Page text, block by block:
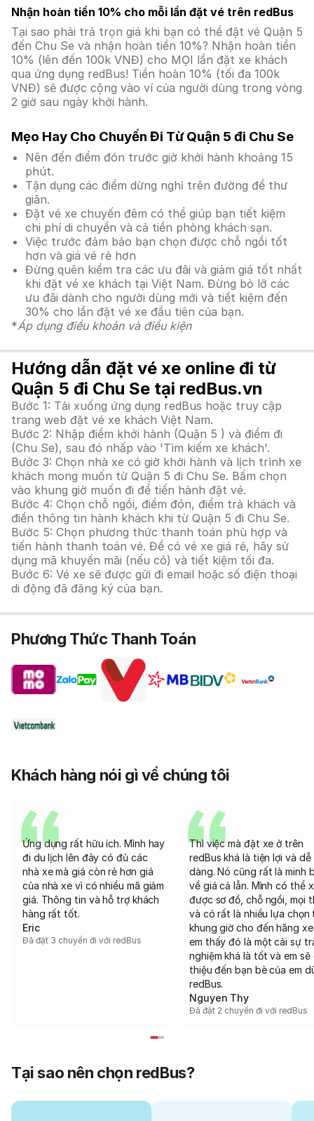
Nhận hoàn tiền 10% cho mỗi lần đặt vé trên redBus
Tại sao phải trả trọn giá khi bạn có thể đặt vé Quận 5
đến Chu Se và nhận hoàn tiền 10%? Nhận hoàn tiền
10% (lên đến 100k VNĐ) cho MỌI lần đặt xe khách
qua ứng dụng redBus! Tiền hoàn 10% (tối đa 100k
VNĐ) sẽ được cộng vào ví của người dùng trong vòng
2 giờ sau ngày khởi hành.
Mẹo Hay Cho Chuyến Đi Từ Quận 5 đi Chu Se
Nên đến điểm đón trước giờ khởi hành khoảng 15
phút.
Tận dụng các điểm dừng nghỉ trên đường để thư
giãn.
Đặt vé xe chuyến đêm có thể giúp bạn tiết kiệm
chi phí di chuyển và cả tiền phòng khách sạn.
Việc trước đảm bảo bạn chọn được chỗ ngồi tốt
hơn và giá vé rẻ hơn
Đừng quên kiểm tra các ưu đãi và giảm giá tốt nhất
khi đặt vé xe khách tại Việt Nam. Đừng bỏ lỡ các
ưu đãi dành cho người dùng mới và tiết kiệm đến
30% cho lần đặt vé xe đầu tiên của bạn.
*Áp dụng điều khoản và điều kiện
Hướng dẫn đặt vé xe online đi từ
Quận 5 đi Chu Se tại redBus.vn
Bước 1: Tải xuống ứng dụng redBus hoặc truy cập
trang web đặt vé xe khách Việt Nam.
Bước 2: Nhập điểm khởi hành (Quận 5 ) và điểm đi
(Chu Se), sau đó nhấp vào 'Tìm kiếm xe khách'.
Bước 3: Chọn nhà xe có giờ khởi hành và lịch trình xe
khách mong muốn từ Quận 5 đi Chu Se. Bấm chọn
vào khung giờ muốn đi để tiến hành đặt vé.
Bước 4: Chọn chỗ ngồi, điểm đón, điểm trả khách và
điền thông tin hành khách khi từ Quận 5 đi Chu Se.
Bước 5: Chọn phương thức thanh toán phù hợp và
tiến hành thanh toán vé. Để có vé xe giá rẻ, hãy sử
dụng mã khuyến mãi (nếu có) và tiết kiệm tối đa.
Bước 6: Vé xe sẽ được gửi đi email hoặc số điện thoại
di động đã đăng ký của bạn.
Phương Thức Thanh Toán
Khách hàng nói gì về chúng tôi
Ứng dụng rất hữu ích. Mình hay
đi du lịch lên đây có đủ các
nhà xe mà giá còn rẻ hơn giá
của nhà xe vì có nhiều mã giảm
giá. Thông tin và hỗ trợ khách
hàng rất tốt.
Eric
Đã đặt 3 chuyến đi với redBus
Thì việc mà đặt xe ở trên
redBus khá là tiện lợi và dễ
dàng. Nó cũng rất là minh
về giá cả lẫn. Mình có thể
được sơ đồ, chỗ ngồi, mọi
và có rất là nhiều lựa chọn
khung giờ cho đến hãng
em thấy đó là một cái sự
nghiệm khá là tốt và em sẽ
thiệu đến bạn bè của em
redBus.
Nguyen Thy
Đã đặt 2 chuyến đi với redBus
Tại sao nên chọn redBus?